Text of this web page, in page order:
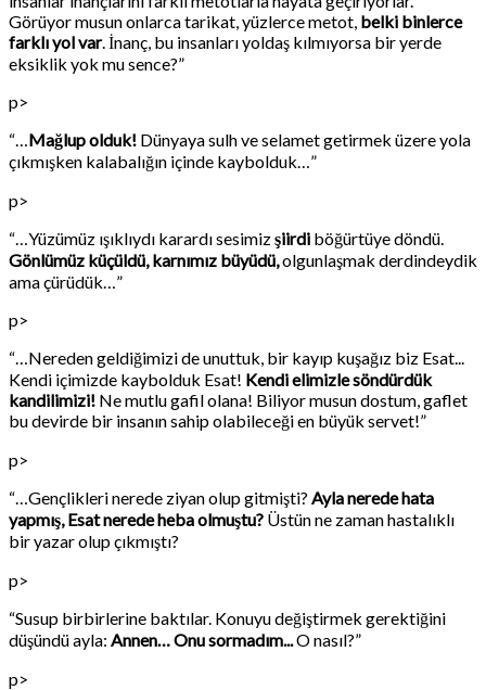
Görüyor musun onlarca tarikat, yüzlerce metot, belki binlerce
farklı yol var. İnanç, bu insanları yoldaş kılmıyorsa bir yerde
eksiklik yok mu sence?”
p>
“…Mağlup olduk! Dünyaya sulh ve selamet getirmek üzere yola
çıkmışken kalabalığın içinde kaybolduk…”
p>
“…Yüzümüz ışıklıydı karardı sesimizşiirdi böğürtüye döndü.
Gönlümüz küçüldü, karnımız büyüdü,olgunlaşmak derdindeydik
ama çürüdük…”
p>
“…Nereden geldiğimizi de unuttuk, bir kayıp kuşağız biz Esat...
Kendi içimizde kaybolduk Esat! Kendi elimizle söndürdük
kandilimizi! Ne mutlu gafil olana! Biliyor musun dostum, gaflet
bu devirde bir insanın sahip olabileceği en büyük servet!”
p>
“…Gençlikleri nerede ziyan olup gitmişti? Ayla nerede hata
yapmış, Esat nerede heba olmuştu? Üstün ne zaman hastalıklı
bir yazar olup çıkmıştı?
p>
“Susup birbirlerine baktılar. Konuyu değiştirmek gerektiğini
düşündü ayla: Annen… Onu sormadım...O nasıl?”
p>